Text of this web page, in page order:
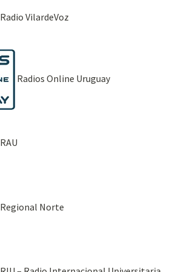
Radio VilardeVoz
Radios Online Uruguay
RAU
Regional Norte